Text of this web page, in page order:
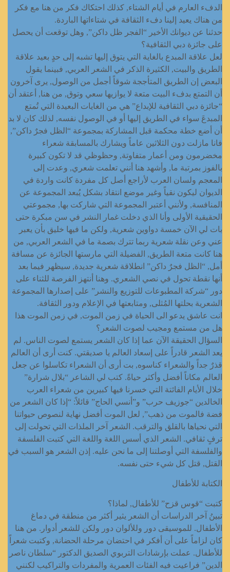
الدفء العارم في أيام الشتاء, كذلك احتكاك فكر من هنا مع فكر
من هناك يعيد إلينا دفء الثقافة في شتاءاتها الباردة.
حدثنا عن ديوانك الأخير “الفجر ظل داكن”, وهل توقعت أن يحصل
على جائزة دبي الثقافية؟
لعل علاقة المبدع بالغاية التي يتوق إليها تشبه إلى حدٍ بعيد علاقة
الطريق والبيت, الكثيرة الذكر في الشعر العربي, فبينما يقول
البعض إن الطريق المتأججة شوقاً أجمل من الوصول, يرى آخرون
أن التمتع بدفء البيت متعة لا يوازيها سعي وتوق, من هنا, أعتقد أن
“جائزة دبي الثقافية للإبداع” هي من الغايات البعيدة التي تُمتع
المبدعَ سواء في الطريق إليها أو في الوصول نفسه, لذلك كان لا بد
أن أضع خطة محكمة قبل المشاركة بمجموعة “الظل فجرٌ داكن”,
فانا مازلت دون الثلاثين عاماً ويشارك بالمسابقة شعراء
مخضرمون ومن أعمار متفاوتة, وحظوظي قد لا تكون كبيرة
بالفوز بمرتبة ما, وأشهد هنا أنني تعلمت شعري, وعدت إلى
المعجم ولسان العرب لأراجع أصل كل مفردة كانت واردة في
الديوان ليكون نقياً وغير موضع انتقاد بشكل يُبعد المجموعة عن
المنافسة, ولأنني أعتبر المجموعة التي شاركت بها, مجموعتي
الحقيقية الأولى وأنا الذي دخلت غمار النشر في سن مبكرة حتى
بات لي الآن خمسة دواوين شعرية, ولكن ما فيها خليق بأن يعبر
عني وعن نقلة شعرية ربما تترك بصمة ما في الشعر العربي, من
هنا كانت متعة الطريق, الفضيلة التي مارستها الجائزة عن مسافة
أمل, “الظل فجرٌ داكن” انطلاقة شعرية جديدة, سيظهر فيما بعد
أنها نقطة تحول في نصي الشعري. وهنا أنتهز الفرصة للثناء على
دور “شركة المطبوعات للتوزيع والنشر” على إصدارها المجموعة
الشعرية بحلتها المُثلى, ومتابعتها في الإعلام ودور الثقافة.
انت عاشق يدعو الى الحياة في زمن الموت, في زمن الموت هذا
هل من مستمع ومجيب لصوت الشعر؟
السؤال الحقيقة الآن عما إذا كان الشعر يستمع لصوت الناس. لم
يعد الشعر قادراً على إسعاد العالم يا صديقتي. كنت أرى أن العالم
قذرٌ جداً والشعراء كناسوه, بت أرى أن الشعراء تكاسلوا عن جعل
العالم مكاناً أفضل وأكثر حياةً. كتب لي الشاعر “بلال شرارة”
خلال الأيام الفائتة التي خسرنا فيها كبيرين من شعراء العرب
الخالدين “جوزيف حرب” و”أنسي الحاج” قائلاً: “إذا كان الشعر من
فضة فالموت من ذهب”, لعل الموت أفضل نهاية لنصوص حيواتنا
التي نحياها بالقلق والترقب. الشعر آخر الملذات التي تحولت إلى
ترفٍ ثقافي. الشعر الذي أسس اللغة واللغة التي كتبت الفلسفة
والفلسفة التي أوصلتنا إلى ما نحن عليه. إذن الشعر هو السبب في
القتل, قتل كل شيء حتى نفسه.
الكتابة للأطفال
كتبت “قوس قزح” للأطفال, لماذا؟
تبينُ آخر الدراسات أن الشعر يثير أكثر من منطقة في دماغ
الأطفال. للموسيقى دور وللألوان دور ولكن للشعر أدوار. من هنا
كان لزاماً على أن أفكر في احتضان مرحلة الحضانة, وكتبت شعراً
للأطفال. عملت بإرشادات التربوي الصديق الدكتور “سلطان ناصر
الدين” فراعيت فيه الفئات العمرية والمفردات والتراكيب لكنني